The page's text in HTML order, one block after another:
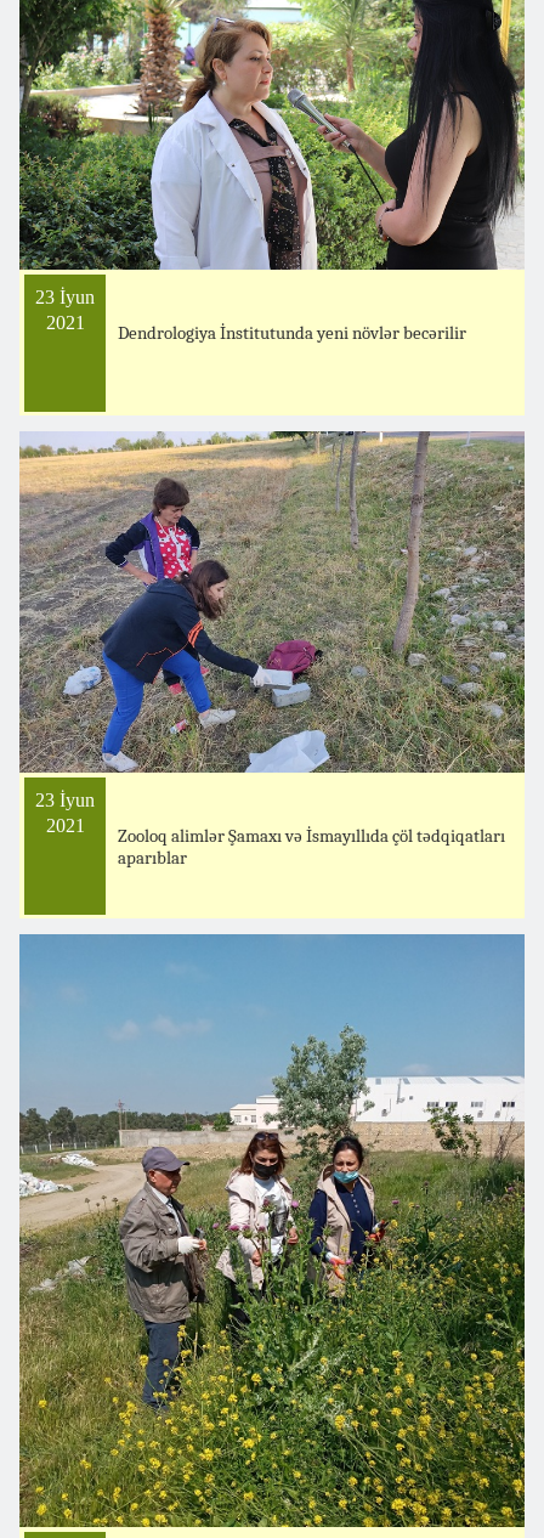
23 İyun
2021
Dendrologiya İnstitutunda yeni növlər becərilir
23 İyun
2021
Zooloq alimlər Şamaxı və İsmayıllıda çöl tədqiqatları
aparıblar